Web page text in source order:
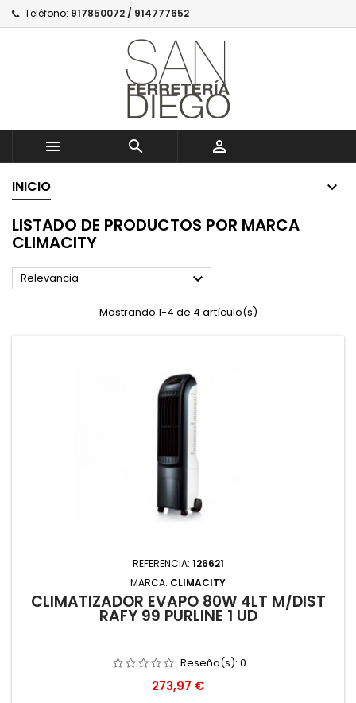
Teléfono: 917850072 / 914777652
  
INICIO
LISTADO DE PRODUCTOS POR MARCA
CLIMACITY
Relevancia 
Mostrando 1-4 de 4 artículo(s)
REFERENCIA: 126621
MARCA: CLIMACITY
CLIMATIZADOR EVAPO 80W 4LT M/DIST
RAFY 99 PURLINE 1 UD
Reseña(s): 0
Precio
273,97 €